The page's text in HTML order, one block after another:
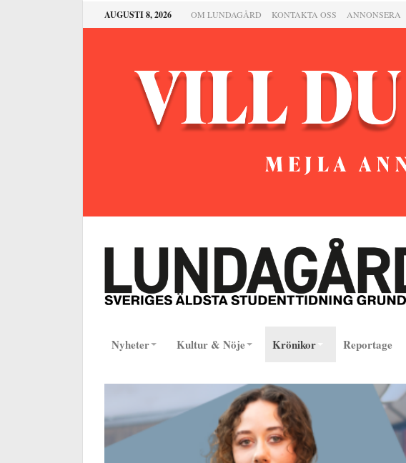
AUGUSTI 8, 2026 OM LUNDAGÅRD KONTAKTA OSS ANNONSERA
Nyheter Kultur & Nöje Krönikor Reportage